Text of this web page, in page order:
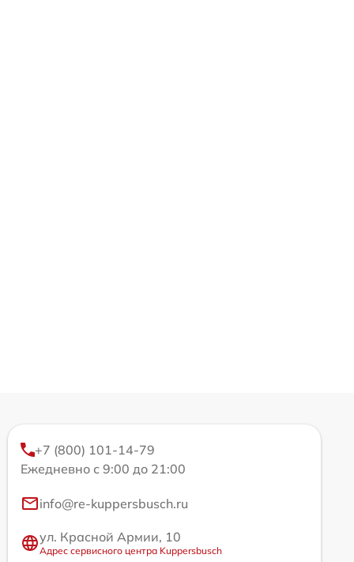
+7 (800) 101-14-79
Ежедневно с 9:00 до 21:00
info@re-kuppersbusch.ru
ул. Красной Армии, 10
Адрес сервисного центра Kuppersbusch